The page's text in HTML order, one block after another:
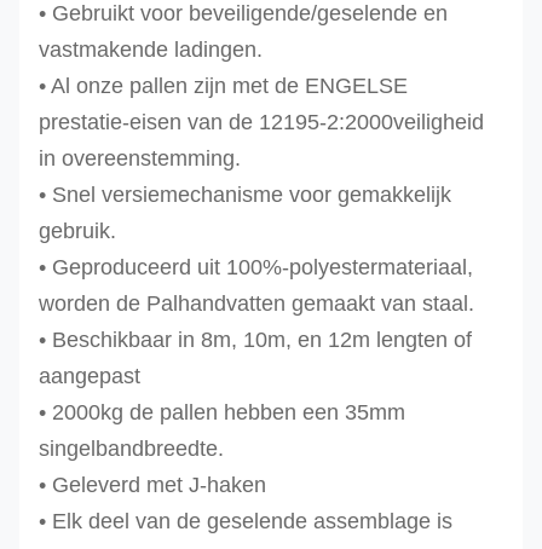
• Gebruikt voor beveiligende/geselende en
vastmakende ladingen.
• Al onze pallen zijn met de ENGELSE
prestatie-eisen van de 12195-2:2000veiligheid
in overeenstemming.
• Snel versiemechanisme voor gemakkelijk
gebruik.
• Geproduceerd uit 100%-polyestermateriaal,
worden de Palhandvatten gemaakt van staal.
• Beschikbaar in 8m, 10m, en 12m lengten of
aangepast
• 2000kg de pallen hebben een 35mm
singelbandbreedte.
• Geleverd met J-haken
• Elk deel van de geselende assemblage is